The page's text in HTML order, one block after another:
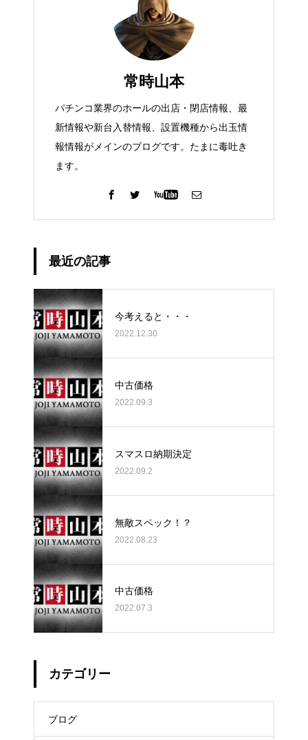
常時山本
パチンコ業界のホールの出店・閉店情報、最
新情報や新台入替情報、設置機種から出玉情
報情報がメインのブログです。たまに毒吐き
ます。
最近の記事
今考えると・・・
2022.12.30
中古価格
2022.09.3
スマスロ納期決定
2022.09.2
無敵スペック！？
2022.08.23
中古価格
2022.07.3
カテゴリー
ブログ